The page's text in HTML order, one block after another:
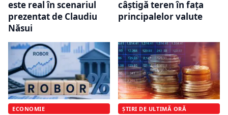
este real în scenariul
prezentat de Claudiu
Năsui
câștigă teren în fața
principalelor valute
ECONOMIE ȘTIRI DE ULTIMĂ ORĂ